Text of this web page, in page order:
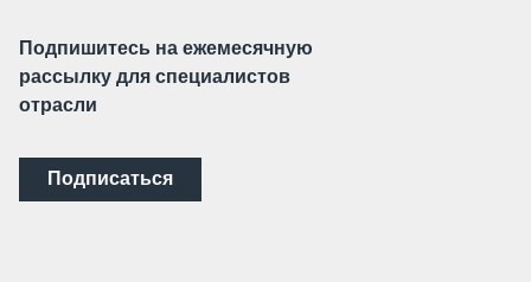
Подпишитесь на ежемесячную
рассылку для специалистов
отрасли
Подписаться